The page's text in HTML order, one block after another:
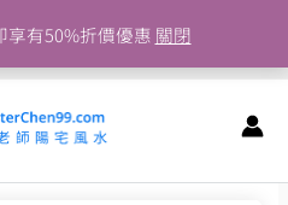
有50%折價優惠 關閉